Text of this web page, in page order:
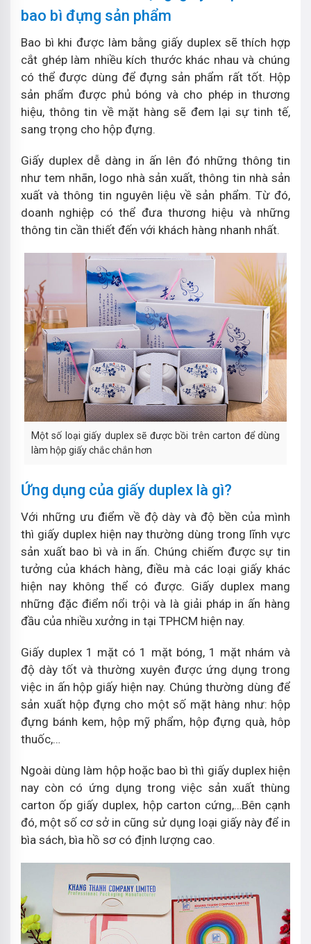
bao bì đựng sản phẩm
Bao bì khi được làm bằng giấy duplex sẽ thích hợp
cắt ghép làm nhiều kích thước khác nhau và chúng
có thể được dùng để đựng sản phẩm rất tốt. Hộp
sản phẩm được phủ bóng và cho phép in thương
hiệu, thông tin về mặt hàng sẽ đem lại sự tinh tế,
sang trọng cho hộp đựng.
Giấy duplex dễ dàng in ấn lên đó những thông tin
như tem nhãn, logo nhà sản xuất, thông tin nhà sản
xuất và thông tin nguyên liệu về sản phẩm. Từ đó,
doanh nghiệp có thể đưa thương hiệu và những
thông tin cần thiết đến với khách hàng nhanh nhất.
Một số loại giấy duplex sẽ được bồi trên carton để dùng
làm hộp giấy chắc chắn hơn
Ứng dụng của giấy duplex là gì?
Với những ưu điểm về độ dày và độ bền của mình
thì giấy duplex hiện nay thường dùng trong lĩnh vực
sản xuất bao bì và in ấn. Chúng chiếm được sự tin
tưởng của khách hàng, điều mà các loại giấy khác
hiện nay không thể có được. Giấy duplex mang
những đặc điểm nổi trội và là giải pháp in ấn hàng
đầu của nhiều xưởng in tại TPHCM hiện nay.
Giấy duplex 1 mặt có 1 mặt bóng, 1 mặt nhám và
độ dày tốt và thường xuyên được ứng dụng trong
việc in ấn hộp giấy hiện nay. Chúng thường dùng để
sản xuất hộp đựng cho một số mặt hàng như: hộp
đựng bánh kem, hộp mỹ phẩm, hộp đựng quà, hôp
thuốc,…
Ngoài dùng làm hộp hoặc bao bì thì giấy duplex hiện
nay còn có ứng dụng trong việc sản xuất thùng
carton ốp giấy duplex, hộp carton cứng,…Bên cạnh
đó, một số cơ sở in cũng sử dụng loại giấy này để in
bìa sách, bìa hồ sơ có định lượng cao.